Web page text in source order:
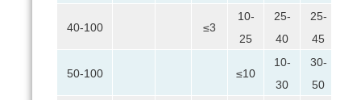
40-100 ≤3
10-
25
25-
40
25-
45
50-100 ≤10
10-
30
30-
50